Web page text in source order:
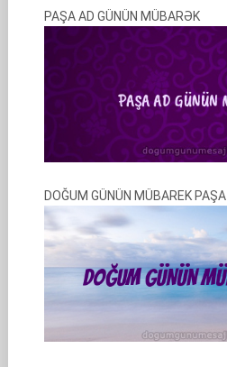
PAŞA AD GÜNÜN MÜBARƏK
DOĞUM GÜNÜN MÜBAREK PAŞA